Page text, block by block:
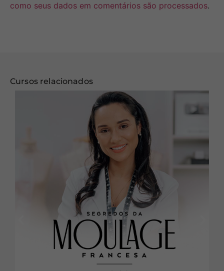
como seus dados em comentários são processados.
Cursos relacionados